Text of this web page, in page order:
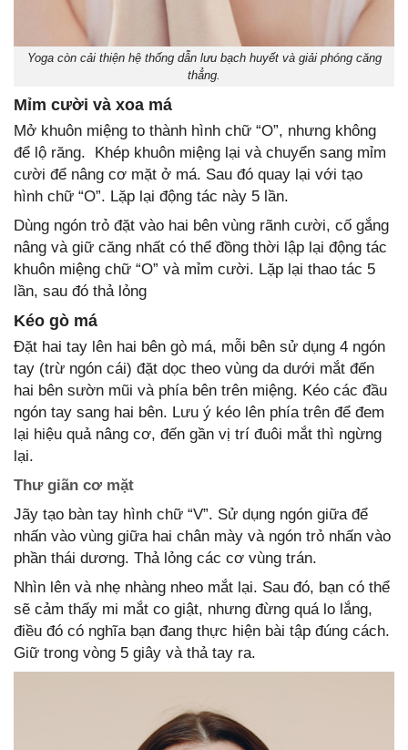
Yoga còn cải thiện hệ thống dẫn lưu bạch huyết và giải phóng căng
thẳng.
Mỉm cười và xoa má
Mở khuôn miệng to thành hình chữ “O”, nhưng không
để lộ răng. Khép khuôn miệng lại và chuyển sang mỉm
cười để nâng cơ mặt ở má. Sau đó quay lại với tạo
hình chữ “O”. Lặp lại động tác này 5 lần.
Dùng ngón trỏ đặt vào hai bên vùng rãnh cười, cố gắng
nâng và giữ căng nhất có thể đồng thời lập lại động tác
khuôn miệng chữ “O” và mỉm cười. Lặp lại thao tác 5
lần, sau đó thả lỏng
Kéo gò má
Đặt hai tay lên hai bên gò má, mỗi bên sử dụng 4 ngón
tay (trừ ngón cái) đặt dọc theo vùng da dưới mắt đến
hai bên sườn mũi và phía bên trên miệng. Kéo các đầu
ngón tay sang hai bên. Lưu ý kéo lên phía trên để đem
lại hiệu quả nâng cơ, đến gần vị trí đuôi mắt thì ngừng
lại.
Thư giãn cơ mặt
Jãy tạo bàn tay hình chữ “V”. Sử dụng ngón giữa để
nhấn vào vùng giữa hai chân mày và ngón trỏ nhấn vào
phần thái dương. Thả lỏng các cơ vùng trán.
Nhìn lên và nhẹ nhàng nheo mắt lại. Sau đó, bạn có thể
sẽ cảm thấy mi mắt co giật, nhưng đừng quá lo lắng,
điều đó có nghĩa bạn đang thực hiện bài tập đúng cách.
Giữ trong vòng 5 giây và thả tay ra.